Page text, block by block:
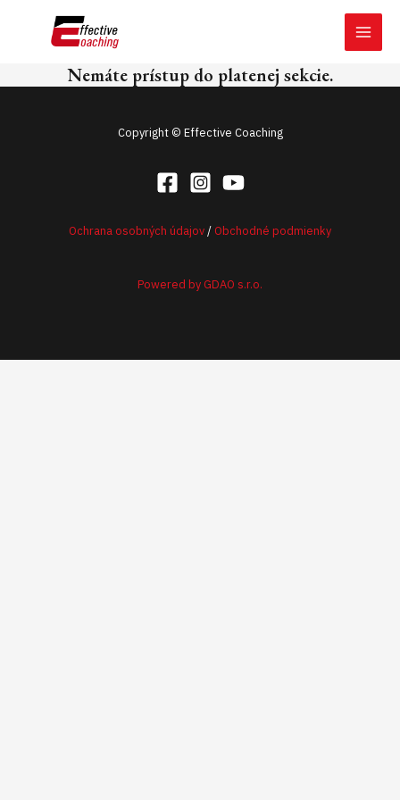
Nemáte prístup do platenej sekcie.
Copyright © Effective Coaching
Ochrana osobných údajov/Obchodné podmienky
Powered by GDAO s.r.o.